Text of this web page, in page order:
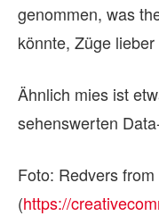
genommen, was
könnte, Züge
Ähnlich mies ist
sehenswerten
Foto: Redvers
(https://